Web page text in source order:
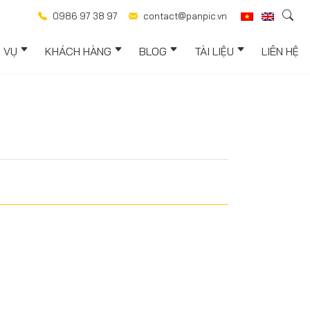
0986 97 38 97 contact@panpic.vn
VỤ KHÁCH HÀNG BLOG TÀI LIỆU LIÊN HỆ